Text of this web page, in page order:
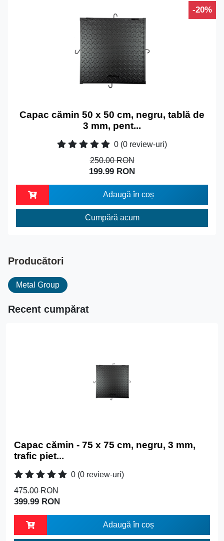
-20%
Capac cămin 50 x 50 cm, negru, tablă de
3 mm, pent...
0 (0 review-uri)
250.00 RON
199.99 RON
Adaugă în coș
Cumpără acum
Producători
Metal Group
Recent cumpărat
Capac cămin - 75 x 75 cm, negru, 3 mm,
trafic piet...
0 (0 review-uri)
475.00 RON
399.99 RON
Adaugă în coș